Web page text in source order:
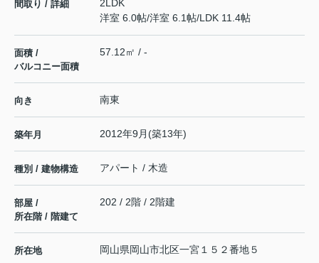
間取り / 詳細
2LDK
洋室 6.0帖/洋室 6.1帖/LDK 11.4帖
面積 /
バルコニー面積
57.12㎡ / -
向き 南東
築年月 2012年9月(築13年)
種別 / 建物構造 アパート / 木造
部屋 /
所在階 / 階建て
202 / 2階 / 2階建
所在地 岡山県岡山市北区一宮 １５２番地５